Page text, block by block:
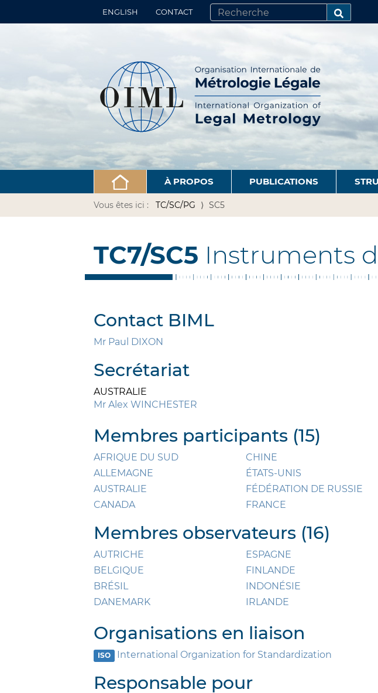
ENGLISH CONTACT
CHERCHER PAR
RECHERCHE AVANCÉE…
À PROPOS PUBLICATIONS
Vous êtes ici : TC/SC/PG SC5
TC7/SC5 Instruments
Contact BIML
Mr Paul DIXON
Secrétariat
AUSTRALIE
Mr Alex WINCHESTER
Membres participants (15)
AFRIQUE DU SUD
ALLEMAGNE
AUSTRALIE
CANADA
CHINE
ÉTATS-UNIS
FÉDÉRATION DE RUSSIE
FRANCE
Membres observateurs (16)
AUTRICHE
BELGIQUE
BRÉSIL
DANEMARK
ESPAGNE
FINLANDE
INDONÉSIE
IRLANDE
Organisations en liaison
ISO International Organization for Standardization
Responsable pour